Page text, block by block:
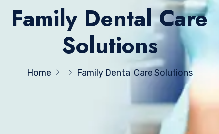
Family Dental Care
Solutions
Home Family Dental Care Solutions